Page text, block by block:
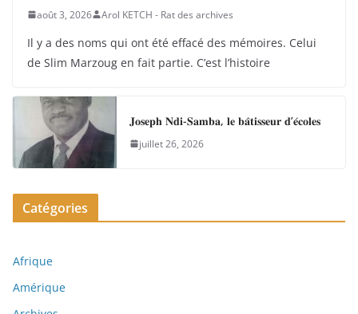
août 3, 2026 Arol KETCH - Rat des archives
Il y a des noms qui ont été effacé des mémoires. Celui
de Slim Marzoug en fait partie. C’est l’histoire
𝐉𝐨𝐬𝐞𝐩𝐡 𝐍𝐝𝐢-𝐒𝐚𝐦𝐛𝐚, 𝐥𝐞 𝐛𝐚̂𝐭𝐢𝐬𝐬𝐞𝐮𝐫 𝐝’𝐞́𝐜𝐨𝐥𝐞𝐬
juillet 26, 2026
Catégories
Afrique
Amérique